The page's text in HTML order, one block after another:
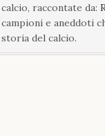
calcio, raccontate da:
campioni e aneddoti
storia del calcio.